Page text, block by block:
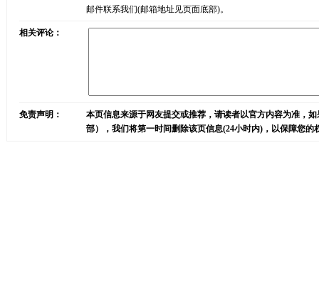
邮件联系我们(邮箱地址见页面底部)。
相关评论：
免责声明：
本页信息来源于网友提交或推荐，请读者以官方内容为准，
部），我们将第一时间删除该页信息(24小时内)，以保障您的